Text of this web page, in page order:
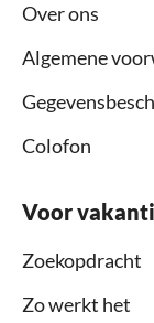
Over ons
Algemene
Colofon
Voor
Zoekopdracht
Zo werkt het